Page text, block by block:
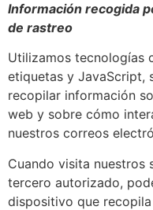
Información recogida
de rastreo
Utilizamos tecnologías
etiquetas y JavaScript,
recopilar información
web y sobre cómo
nuestros correos
Cuando visita nuestros
tercero autorizado,
dispositivo que